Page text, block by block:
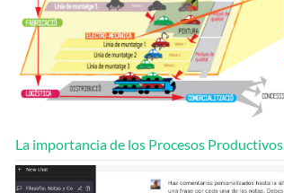
La importancia de los Procesos Productivos.